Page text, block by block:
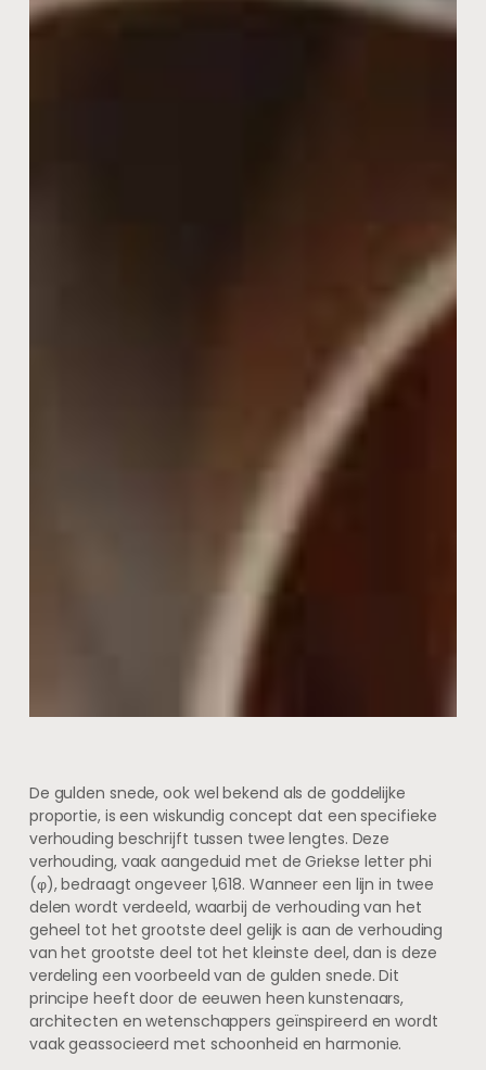
De gulden snede, ook wel bekend als de goddelijke
proportie, is een wiskundig concept dat een specifieke
verhouding beschrijft tussen twee lengtes. Deze
verhouding, vaak aangeduid met de Griekse letter phi
(φ), bedraagt ongeveer 1,618. Wanneer een lijn in twee
delen wordt verdeeld, waarbij de verhouding van het
geheel tot het grootste deel gelijk is aan de verhouding
van het grootste deel tot het kleinste deel, dan is deze
verdeling een voorbeeld van de gulden snede. Dit
principe heeft door de eeuwen heen kunstenaars,
architecten en wetenschappers geïnspireerd en wordt
vaak geassocieerd met schoonheid en harmonie.